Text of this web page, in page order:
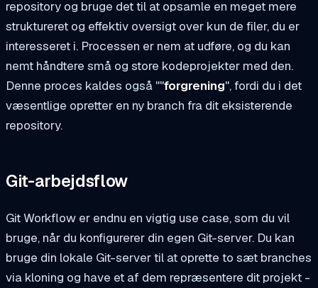
repository og bruge det til at opsamle en meget mere
struktureret og effektiv oversigt over kun de filer, du er
interesseret i. Processen er nem at udføre, og du kan
nemt håndtere små og store kodeprojekter med den.
Denne proces kaldes også ""forgrening", fordi du i det
væsentlige opretter en ny branch fra dit eksisterende
repository.
Git-arbejdsflow
Git Workflow er endnu en vigtig use case, som du vil
bruge, når du konfigurerer din egen Git-server. Du kan
bruge din lokale Git-server til at oprette to sæt branches
via kloning og have et af dem repræsentere dit projekt -